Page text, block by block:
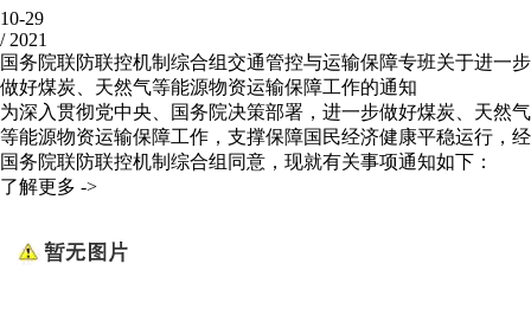
10-29
/ 2021
国务院联防联控机制综合组交通管控与运输保障专班关于进一步
做好煤炭、天然气等能源物资运输保障工作的通知
为深入贯彻党中央、国务院决策部署，进一步做好煤炭、天然气
等能源物资运输保障工作，支撑保障国民经济健康平稳运行，经
国务院联防联控机制综合组同意，现就有关事项通知如下：
了解更多 ->